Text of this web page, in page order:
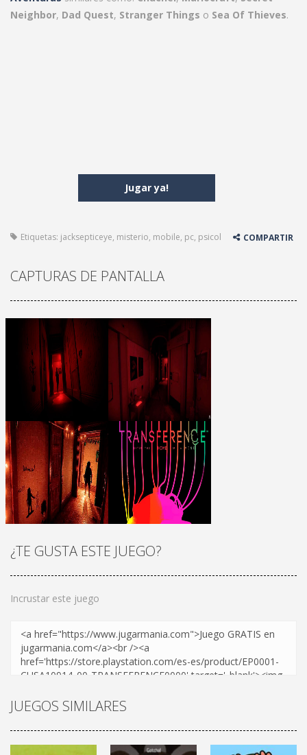
Jugar ya!
Neighbor, Dad Quest, Stranger Things o Sea Of Thieves.
Etiquetas: jacksepticeye, misterio, mobile, pc, psicol COMPARTIR
CAPTURAS DE PANTALLA
¡JUGAR
Zoom ¡JUGAR
Zoom
¿TE GUSTA ESTE JUEGO?
Incrustar este juego
JUEGOS SIMILARES